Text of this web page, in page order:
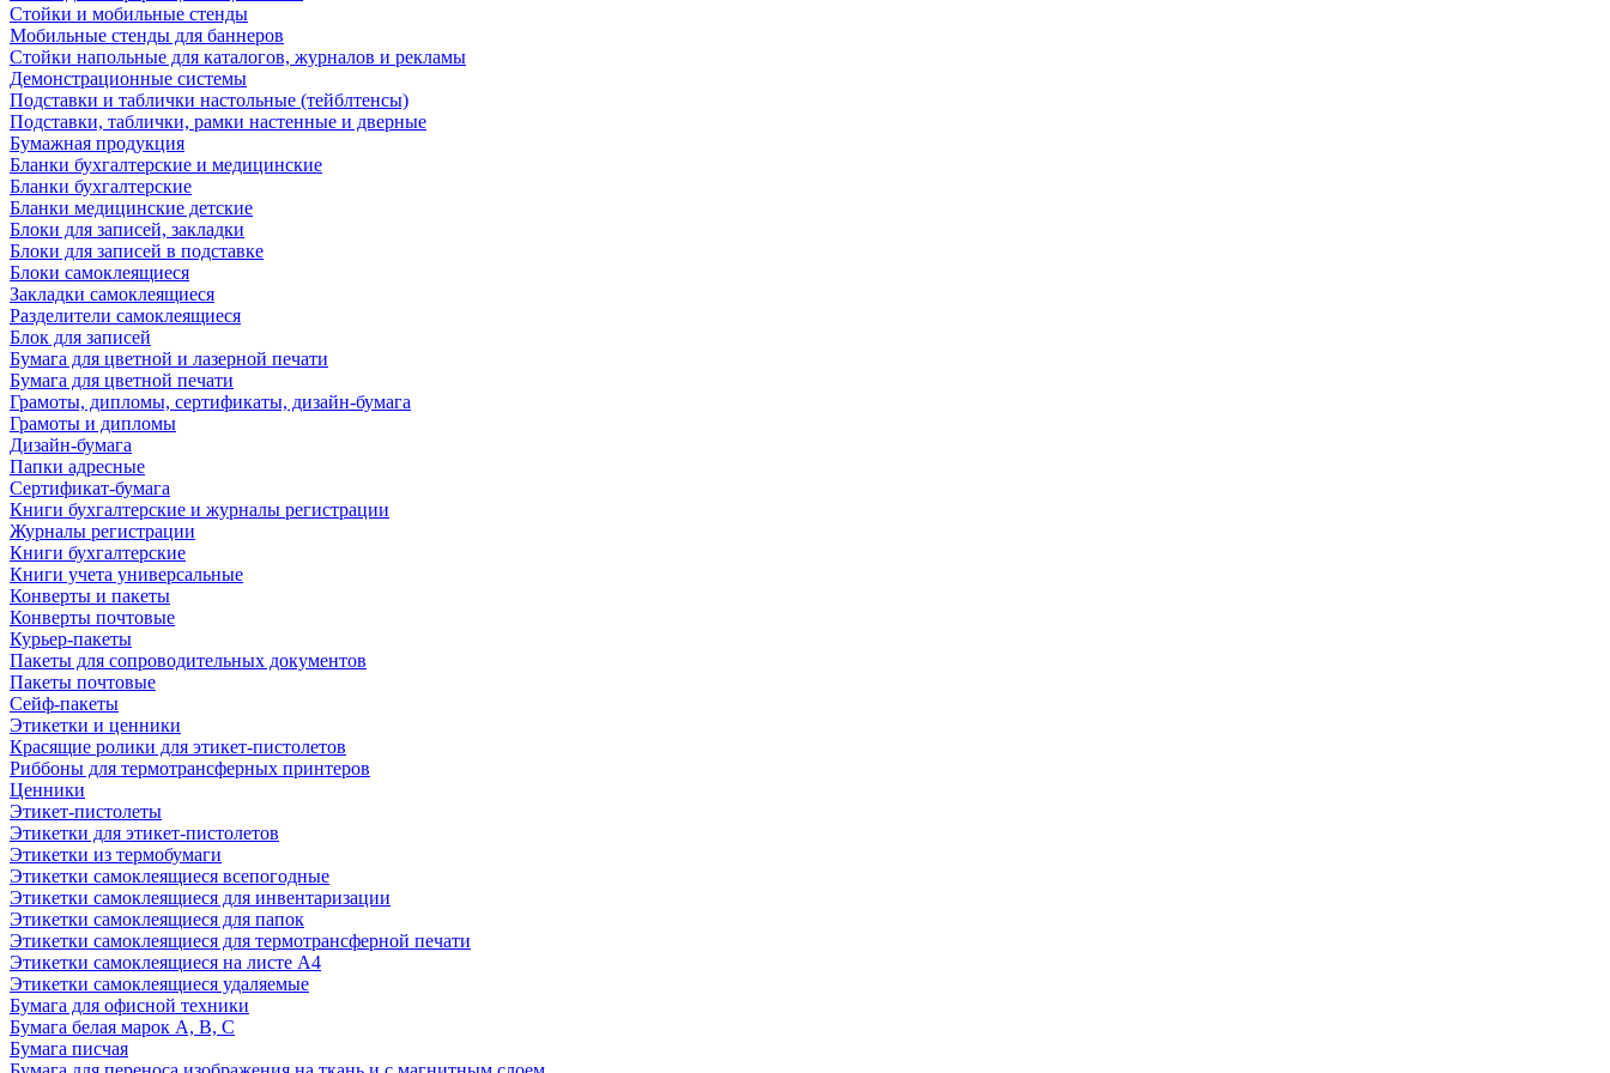
Стойки и мобильные стенды
Мобильные стенды для баннеров
Стойки напольные для каталогов, журналов и рекламы
Демонстрационные системы
Подставки и таблички настольные (тейблтенсы)
Подставки, таблички, рамки настенные и дверные
Бумажная продукция
Бланки бухгалтерские и медицинские
Бланки бухгалтерские
Бланки медицинские детские
Блоки для записей, закладки
Блоки для записей в подставке
Блоки самоклеящиеся
Закладки самоклеящиеся
Разделители самоклеящиеся
Блок для записей
Бумага для цветной и лазерной печати
Бумага для цветной печати
Грамоты, дипломы, сертификаты, дизайн-бумага
Грамоты и дипломы
Дизайн-бумага
Папки адресные
Сертификат-бумага
Книги бухгалтерские и журналы регистрации
Журналы регистрации
Книги бухгалтерские
Книги учета универсальные
Конверты и пакеты
Конверты почтовые
Курьер-пакеты
Пакеты для сопроводительных документов
Пакеты почтовые
Сейф-пакеты
Этикетки и ценники
Красящие ролики для этикет-пистолетов
Риббоны для термотрансферных принтеров
Ценники
Этикет-пистолеты
Этикетки для этикет-пистолетов
Этикетки из термобумаги
Этикетки самоклеящиеся всепогодные
Этикетки самоклеящиеся для инвентаризации
Этикетки самоклеящиеся для папок
Этикетки самоклеящиеся для термотрансферной печати
Этикетки самоклеящиеся на листе А4
Этикетки самоклеящиеся удаляемые
Бумага для офисной техники
Бумага белая марок А, В, С
Бумага писчая